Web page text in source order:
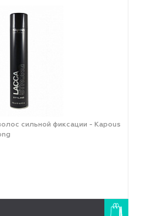
сильной фиксации - Kapous